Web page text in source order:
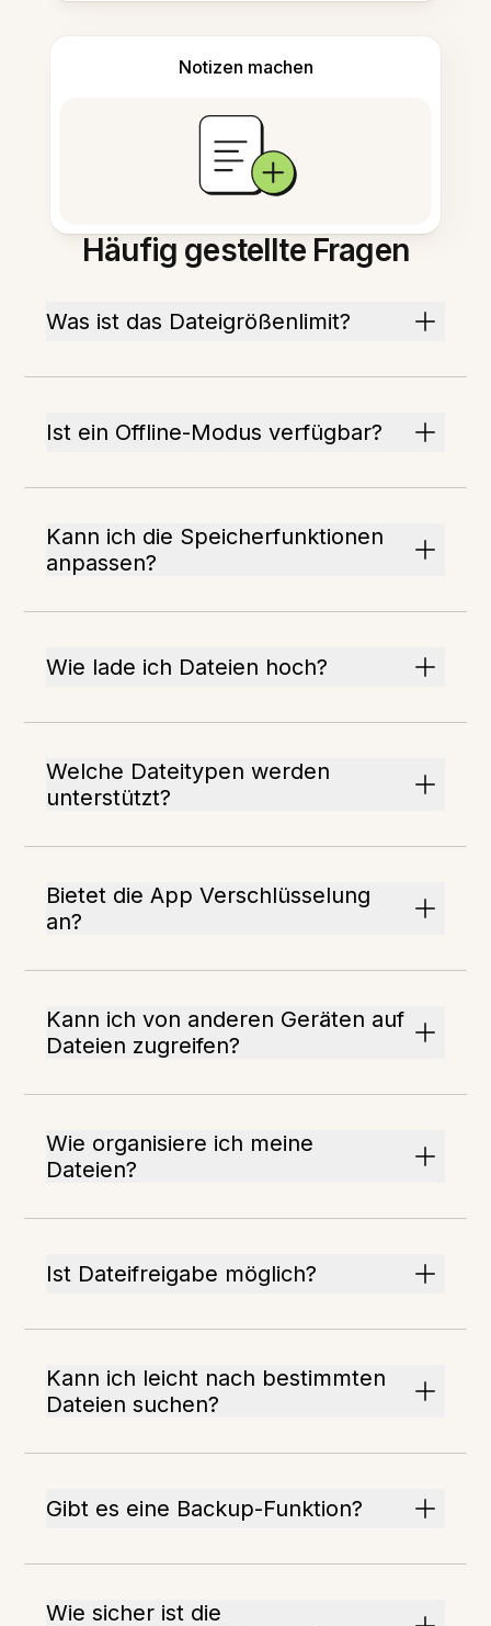
Notizen machen
Häufig gestellte Fragen
Was ist das Dateigrößenlimit?
Ist ein Offline-Modus verfügbar?
Kann ich die Speicherfunktionen
anpassen?
Wie lade ich Dateien hoch?
Welche Dateitypen werden
unterstützt?
Bietet die App Verschlüsselung
an?
Kann ich von anderen Geräten auf
Dateien zugreifen?
Wie organisiere ich meine
Dateien?
Ist Dateifreigabe möglich?
Kann ich leicht nach bestimmten
Dateien suchen?
Gibt es eine Backup-Funktion?
Wie sicher ist die